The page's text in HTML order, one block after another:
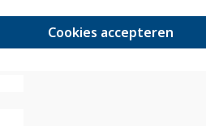
Cookies accepteren